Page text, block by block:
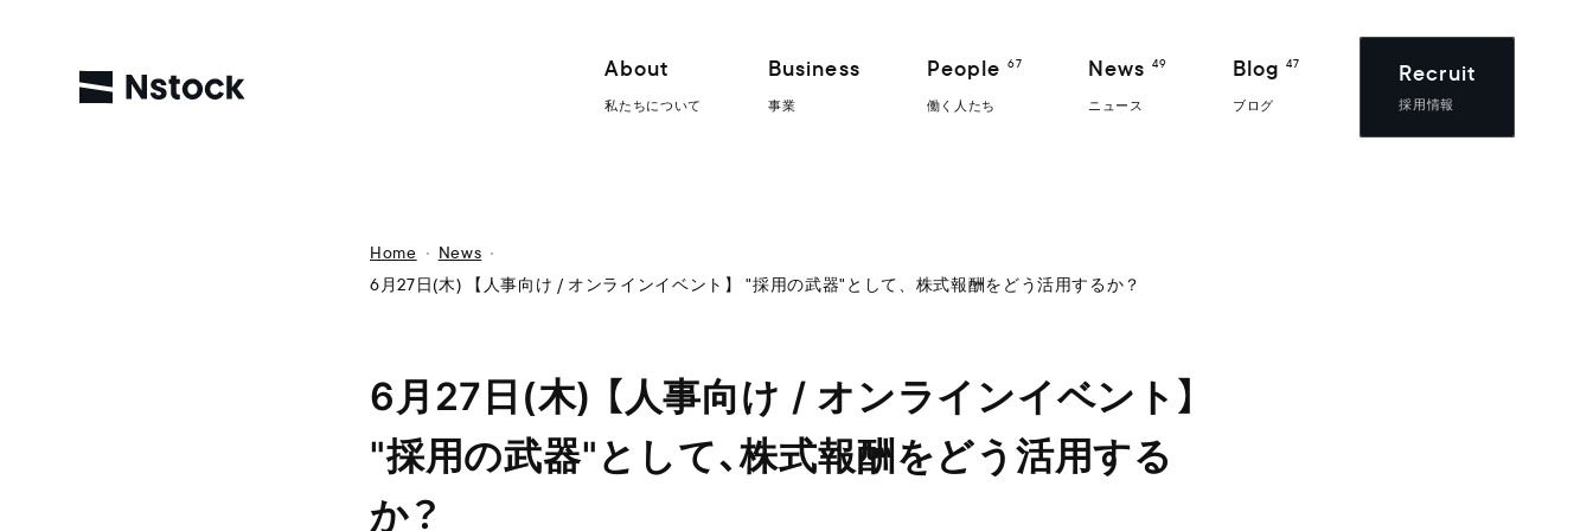
About
私たちについて
Business
事業
People 67
働く人たち
News 49
ニュース
Blog 47
ブログ
Recruit
採用情報
Home
News
6月27日(木) 【人事向け / オンラインイベント】 "採用の武器"として、株式報酬をどう活用するか？
6月27日(木) 【人事向け / オンラインイベント】
"採用の武器"として、株式報酬をどう活用する
か？